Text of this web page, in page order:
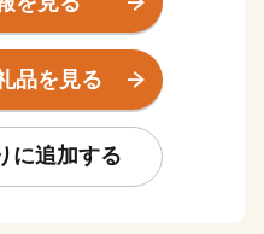
。
品を見る
に追加する